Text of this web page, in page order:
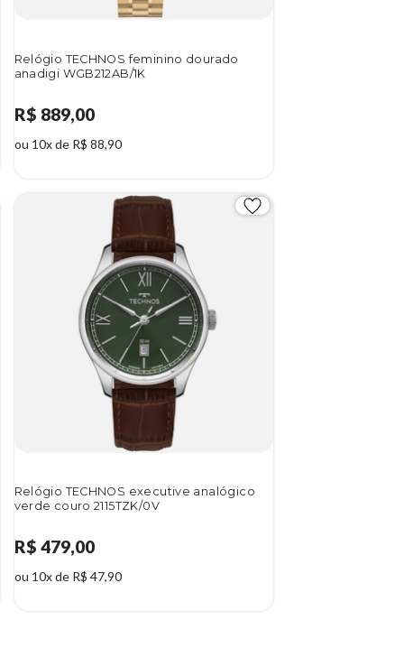
Relógio TECHNOS feminino dourado
anadigi WGB212AB/1K
R$ 889,00
ou 10x de R$ 88,90
Relógio TECHNOS executive analógico
verde couro 2115TZK/0V
R$ 479,00
ou 10x de R$ 47,90